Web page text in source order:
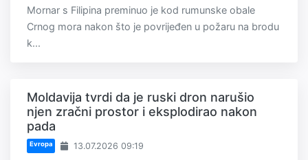
Mornar s Filipina preminuo je kod rumunske obale
Crnog mora nakon što je povrijeđen u požaru na brodu
k...
Moldavija tvrdi da je ruski dron narušio
njen zračni prostor i eksplodirao nakon
pada
Evropa 13.07.2026 09:19